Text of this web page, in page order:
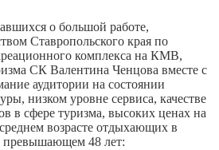
о большой работе,
Ставропольского края по
комплекса на КМВ,
СК Валентина Ченцова вместе с
аудитории на состоянии
низком уровне сервиса, качестве
в сфере туризма, высоких ценах на
возрасте отдыхающих в
превышающем 48 лет: